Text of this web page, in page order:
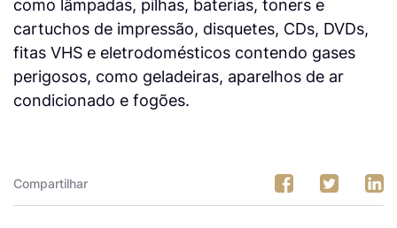
como lâmpadas, pilhas, baterias, toners e
cartuchos de impressão, disquetes, CDs, DVDs,
fitas VHS e eletrodomésticos contendo gases
perigosos, como geladeiras, aparelhos de ar
condicionado e fogões.
Compartilhar